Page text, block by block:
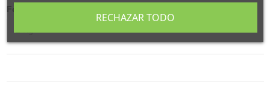
Formato
RECHAZAR TODO